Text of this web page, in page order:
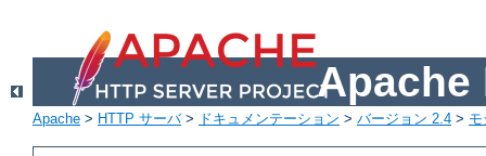
Apache
Apache > HTTP サーバ> ドキュメンテーション > バージョン 2.4 >